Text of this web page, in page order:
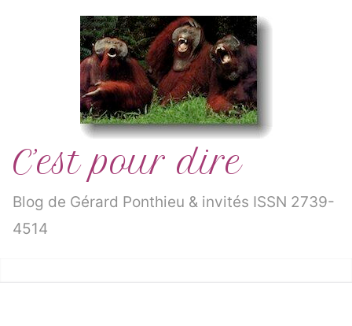
C’est pour dire
Blog de Gérard Ponthieu & invités ISSN 2739-
4514